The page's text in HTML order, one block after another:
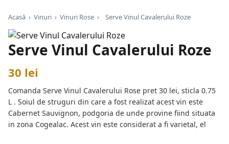
Acasă › Vinuri › Vinuri Rose › Serve Vinul Cavalerului Roze
Serve Vinul Cavalerului Roze
30 lei
Comanda Serve Vinul Cavalerului Rose pret 30 lei, sticla 0.75
L . Soiul de struguri din care a fost realizat acest vin este
Cabernet Sauvignon, podgoria de unde provine fiind situata
in zona Cogealac. Acest vin este considerat a fi varietal, el